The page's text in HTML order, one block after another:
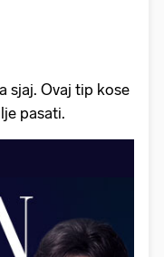
sjaj. Ovaj tip kose
pasati.